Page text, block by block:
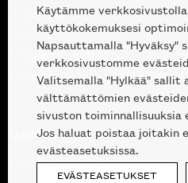
Tuotteet
Suunnittelupalvelu
Projektimyynti
Liike Helsingin keskustassa
Outlet
Poistuvat mallikappaleet
Käytämme
käyttökokemuksesi
Napsauttamalla "Hyväksy"
verkkosivustomme
Valitsemalla "Hylkää" sallit
välttämättömien
sivuston
Jos haluat poistaa joitakin
evästeasetuksissa.
EVÄSTEASETUKSET